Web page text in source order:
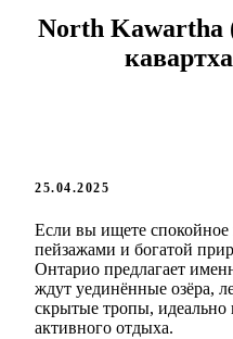
North
25.04.2025
Если вы ищете
пейзажами и богатой
Онтарио предлагает
ждут уединённые озёра,
скрытые тропы, идеально
активного отдыха.